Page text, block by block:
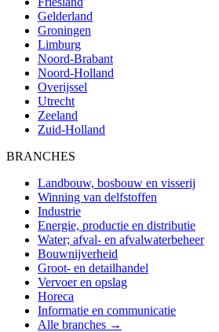
Gelderland
Groningen
Limburg
Noord-Brabant
Noord-Holland
Overijssel
Utrecht
Zeeland
Zuid-Holland
BRANCHES
Landbouw, bosbouw en visserij
Winning van delfstoffen
Industrie
Energie, productie en distributie
Water; afval- en afvalwaterbeheer
Bouwnijverheid
Groot- en detailhandel
Vervoer en opslag
Horeca
Informatie en communicatie
Alle branches →